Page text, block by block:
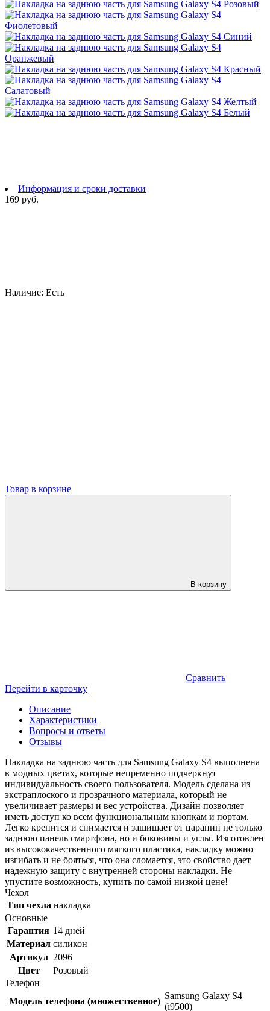
Информация и сроки доставки
169 руб.
Наличие: Есть
Товар в корзине
В корзину
Сравнить
Перейти в карточку
Описание
Характеристики
Вопросы и ответы
Отзывы
Накладка на заднюю часть для Samsung Galaxy S4 выполнена
в модных цветах, которые непременно подчеркнут
индивидуальность своего пользователя. Модель сделана из
экстраплоского и прозрачного материала, который не
увеличивает размеры и вес устройства. Дизайн позволяет
иметь доступ ко всем функциональным кнопкам и портам.
Легко крепится и снимается и защищает от царапин не только
заднюю панель смартфона, но и боковины и углы. Изготовлен
из высококачественного мягкого пластика, накладку можно
изгибать и не бояться, что она сломается, это свойство дает
надежную защиту с внутренней стороны накладки. Не
упустите возможность, купить по самой низкой цене!
Чехол
Тип чехла накладка
Основные
Гарантия 14 дней
Материал силикон
Артикул 2096
Цвет
Розовый
Телефон
Модель телефона (множественное)
Samsung Galaxy S4
(i9500)